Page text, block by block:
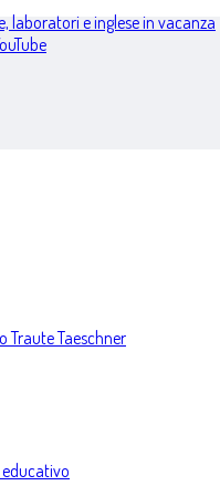
laboratori e inglese in vacanza
Traute Taeschner